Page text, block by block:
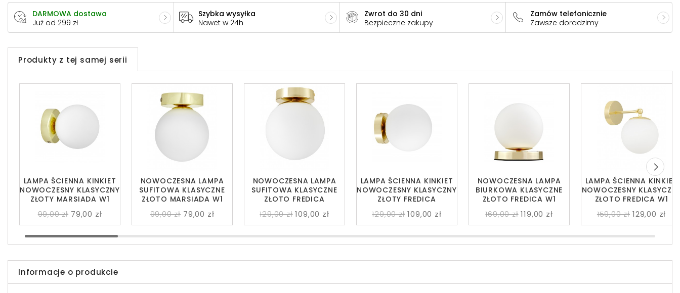
DARMOWA dostawa
Już od 299 zł
Szybka wysyłka
Nawet w 24h
Zwrot do 30 dni
Bezpieczne zakupy
Zamów telefonicznie
Zawsze doradzimy
Produkty z tej samej serii
LAMPA ŚCIENNA KINKIET
NOWOCZESNY KLASYCZNY
ZŁOTY MARSIADA W1
99,00 zł 79,00 zł
NOWOCZESNA LAMPA
SUFITOWA KLASYCZNE
ZŁOTO MARSIADA W1
99,00 zł 79,00 zł
LAMPA ŚCIENNA KINKIET
NOWOCZESNY
ZŁOTO FREDICA W1
159,00 zł 129,00 zł
NOWOCZESNA LAMPA
SUFITOWA KLASYCZNE
ZŁOTO FREDICA
129,00 zł 109,00 zł
LAMPA ŚCIENNA KINKIET
NOWOCZESNY KLASYCZNY
ZŁOTY FREDICA
129,00 zł 109,00 zł
NOWOCZESNA LAMPA
BIURKOWA KLASYCZNE
ZŁOTO FREDICA W1
169,00 zł 119,00 zł
Informacje o produkcie